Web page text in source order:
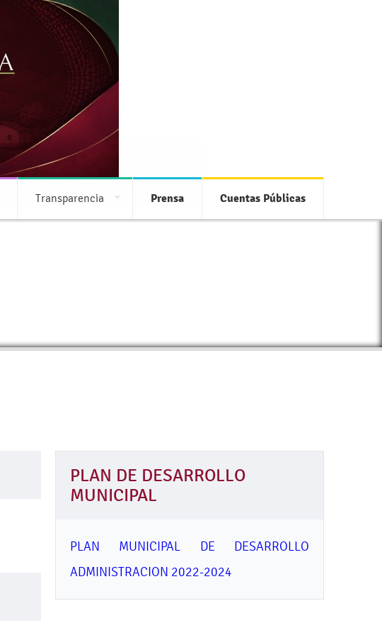
Transparencia Prensa Cuentas Públicas
PLAN DE DESARROLLO
MUNICIPAL
PLAN MUNICIPAL DE DESARROLLO
ADMINISTRACION 2022-2024